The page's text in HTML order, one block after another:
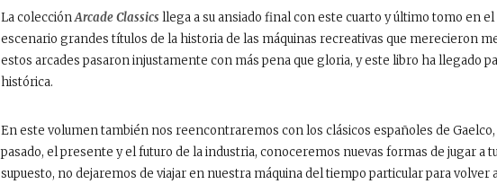
La colecciónArcade Classics llega a su ansiado final con este cuarto y último tomo en el
escenario grandes títulos de la historia de las máquinas recreativas que merecieron
estos arcades pasaron injustamente con más pena que gloria, y este libro ha llegado
histórica.
En este volumen también nos reencontraremos con los clásicos españoles de
pasado, el presente y el futuro de la industria, conoceremos nuevas formas de jugar a
supuesto, no dejaremos de viajar en nuestra máquina del tiempo particular para volver